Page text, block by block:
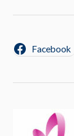
Facebook